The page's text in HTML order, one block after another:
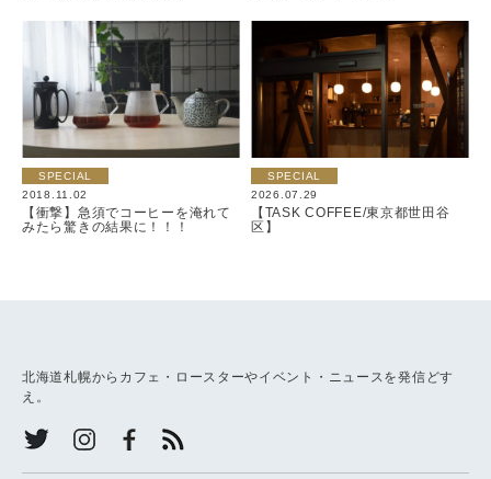
SPECIAL
2018.11.02
【衝撃】急須でコーヒーを淹れて
みたら驚きの結果に！！！
SPECIAL
2026.07.29
【TASK COFFEE/東京都世田谷
区】
北海道札幌からカフェ・ロースターやイベント・ニュースを発信どす
え。